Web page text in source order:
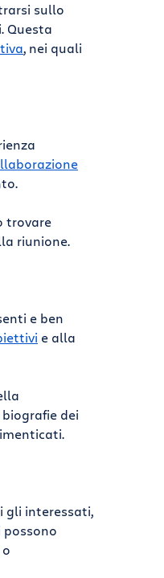
sullo
Questa
, nei quali
trovare
riunione.
e ben
e alla
dei
gli interessati,